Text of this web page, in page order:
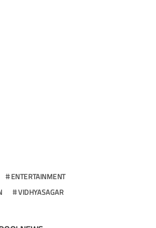
ENTERTAINMENT
VIDHYASAGAR